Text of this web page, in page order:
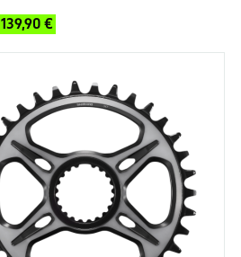
139,90 €